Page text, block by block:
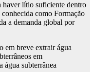
haver lítio suficiente dentro
como Formação
a demanda global por
em breve extrair água
em
água subterrânea